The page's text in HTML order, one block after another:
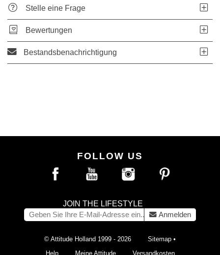
Stelle eine Frage
Bewertungen
Bestandsbenachrichtigung
FOLLOW US
JOIN THE LIFESTYLE
Anmelden
© Attitude Holland 1999 - 2026 Sitemap •
Help
Meine Attitude Versandkosten